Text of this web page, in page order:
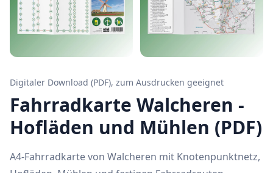
Digitaler Download (PDF), zum Ausdrucken geeignet
Fahrradkarte Walcheren -
Hofläden und Mühlen (PDF)
A4-Fahrradkarte von Walcheren mit Knotenpunktnetz,